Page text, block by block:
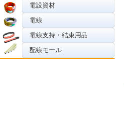
電設資材
電線
電線支持・結束用品
配線モール